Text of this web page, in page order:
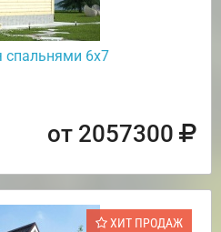
спальнями 6х7
от 2057300
ХИТ ПРОДАЖ